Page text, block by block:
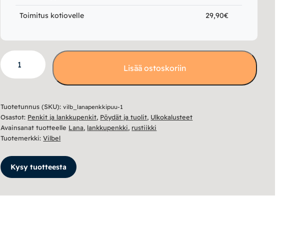
Toimitus kotiovelle 29,90€
Lana
lankkupenkki
Puujaloilla
määrä
Lisää ostoskoriin
Tuotetunnus (SKU):vilb_lanapenkkipuu-1
Osastot: Penkit ja lankkupenkit, Pöydät ja tuolit, Ulkokalusteet
Avainsanat tuotteelle Lana, lankkupenkki, rustiikki
Tuotemerkki:Vilbel
Kysy tuotteesta